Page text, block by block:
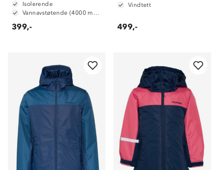
Isolerende
Vannavstøtende (4000 mm vannsøyle)
399,-
Vindtett
499,-